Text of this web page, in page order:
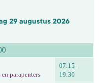
29 augustus 2026
parapenters
07:15-
19:30